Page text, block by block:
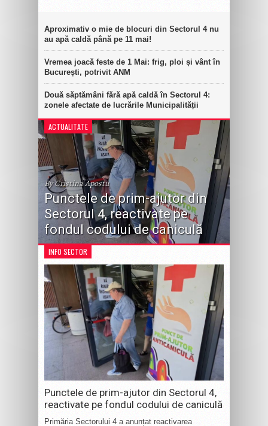
Aproximativ o mie de blocuri din Sectorul 4 nu
au apă caldă până pe 11 mai!
Vremea joacă feste de 1 Mai: frig, ploi și vânt în
București, potrivit ANM
Două săptămâni fără apă caldă în Sectorul 4:
zonele afectate de lucrările Municipalității
ACTUALITATE
By Cristina Apostu
Punctele de prim-ajutor din
Sectorul 4, reactivate pe
fondul codului de caniculă
INFO SECTOR
Punctele de prim-ajutor din Sectorul 4,
reactivate pe fondul codului de caniculă
Primăria Sectorului 4 a anunțat reactivarea